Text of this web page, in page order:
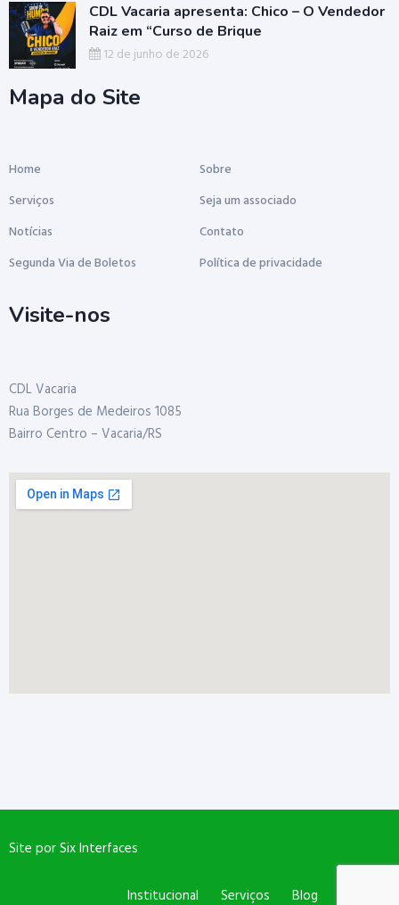
CDL Vacaria apresenta: Chico – O Vendedor
Raiz em “Curso de Brique
12 de junho de 2026
Mapa do Site
Home
Sobre
Serviços
Seja um associado
Notícias
Contato
Segunda Via de Boletos
Política de privacidade
Visite-nos
CDL Vacaria
Rua Borges de Medeiros 1085
Bairro Centro – Vacaria/RS
Site porSix Interfaces
Institucional Serviços Blog